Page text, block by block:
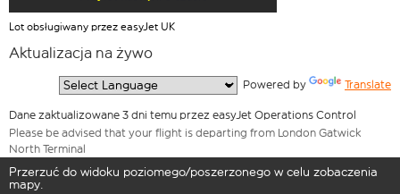
Lot obsługiwany przez easyJet UK
Aktualizacja na żywo
Powered by Translate
Dane zaktualizowane 3 dni temu przez easyJet Operations Control
Please be advised that your flight is departing from London Gatwick
North Terminal
Przerzuć do widoku poziomego/poszerzonego w celu zobaczenia
mapy.